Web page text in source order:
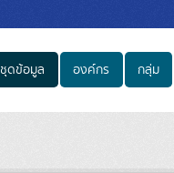
ชุดข้อมูล องค์กร กลุ่ม